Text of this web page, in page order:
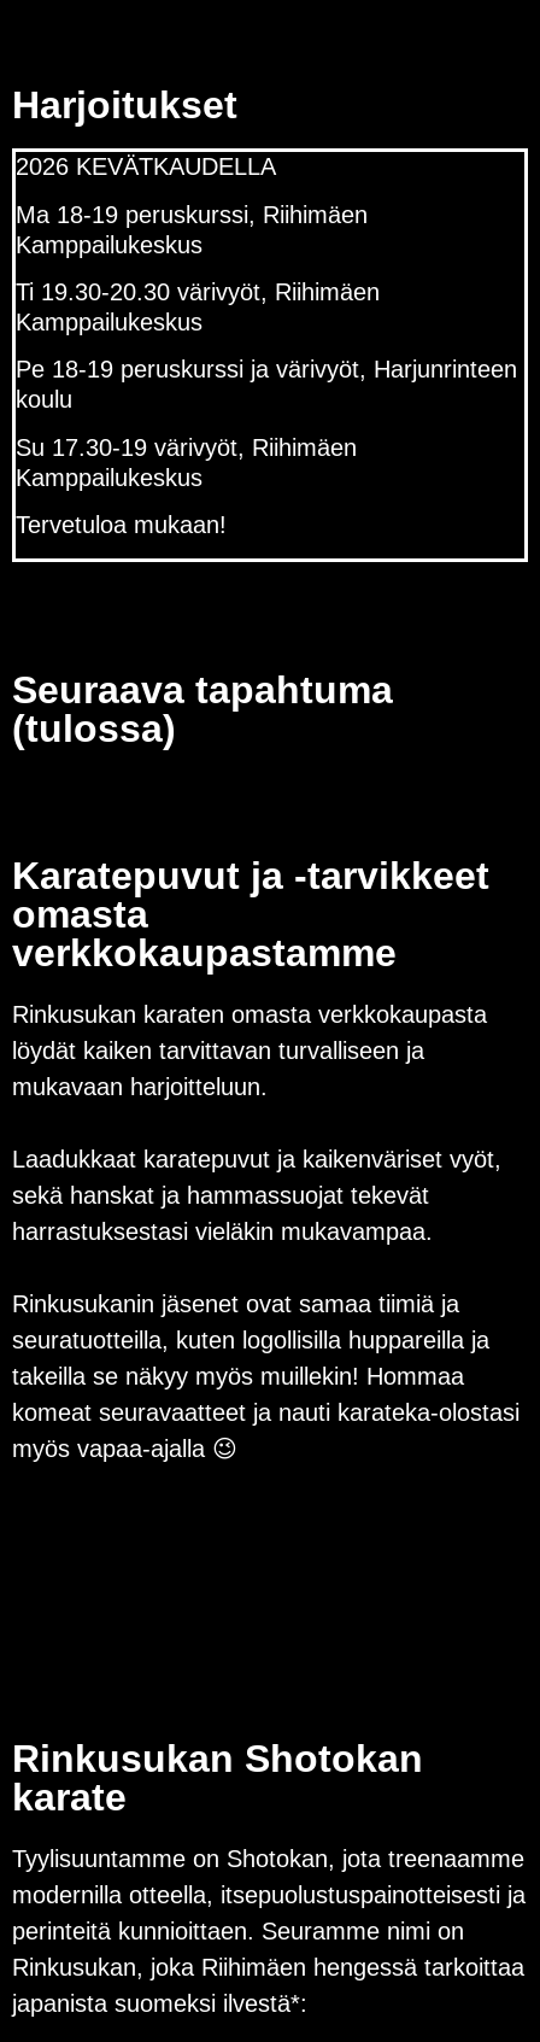
Harjoitukset
2026 KEVÄTKAUDELLA
Ma 18-19 peruskurssi, Riihimäen
Kamppailukeskus
Ti 19.30-20.30 värivyöt, Riihimäen
Kamppailukeskus
Pe 18-19 peruskurssi ja värivyöt, Harjunrinteen
koulu
Su 17.30-19 värivyöt, Riihimäen
Kamppailukeskus
Tervetuloa mukaan!
Seuraava tapahtuma
(tulossa)
Karatepuvut ja -tarvikkeet
omasta
verkkokaupastamme
Rinkusukan karaten omasta verkkokaupasta
löydät kaiken tarvittavan turvalliseen ja
mukavaan harjoitteluun.
Laadukkaat karatepuvut ja kaikenväriset vyöt,
sekä hanskat ja hammassuojat tekevät
harrastuksestasi vieläkin mukavampaa.
Rinkusukanin jäsenet ovat samaa tiimiä ja
seuratuotteilla, kuten logollisilla huppareilla ja
takeilla se näkyy myös muillekin! Hommaa
komeat seuravaatteet ja nauti karateka-olostasi
myös vapaa-ajalla 😉
Rinkusukan Shotokan
karate
Tyylisuuntamme on Shotokan, jota treenaamme
modernilla otteella, itsepuolustuspainotteisesti ja
perinteitä kunnioittaen. Seuramme nimi on
Rinkusukan, joka Riihimäen hengessä tarkoittaa
japanista suomeksi ilvestä*: